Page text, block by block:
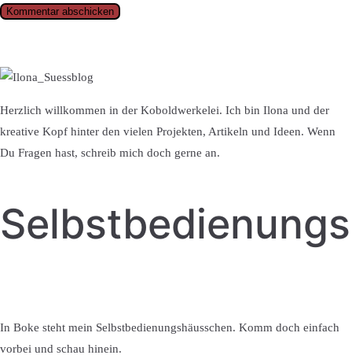
Herzlich willkommen in der Koboldwerkelei. Ich bin Ilona und der
kreative Kopf hinter den vielen Projekten, Artikeln und Ideen. Wenn
Du Fragen hast, schreib mich doch gerne an.
In Boke steht mein Selbstbedienungshäusschen. Komm doch einfach
vorbei und schau hinein.